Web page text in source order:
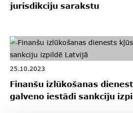
jurisdikciju sarakstu
25.10.2023
Finanšu izlūkošanas
galveno iestādi sankciju